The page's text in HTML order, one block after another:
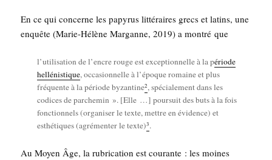
En ce qui concerne les papy­rus lit­té­raires grecs et latins, une
enquête (Marie-Hélène Mar­ganne, 2019) a mon­tré que
l’utilisation de l’encre rouge est excep­tion­nelle à la période
hel­lé­nis­tique, occa­sion­nelle à l’époque romaine et plus
fré­quente à la période byzan­tine2, spé­cia­le­ment dans les
codices de par­che­min ». [Elle …] pour­suit des buts à la fois
fonc­tion­nels (orga­ni­ser le texte, mettre en évi­dence) et
esthé­tiques (agré­men­ter le texte)3.
Au Moyen Âge, la rubri­ca­tion est cou­rante : les moines